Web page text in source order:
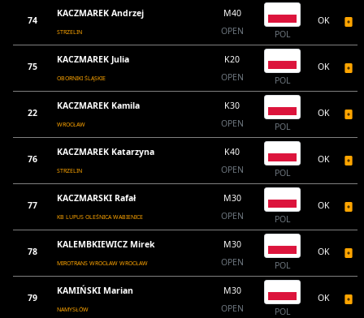
74
KACZMAREK Andrzej
STRZELIN
M40
OPEN
POL
OK
75
KACZMAREK Julia
OBORNIKI ŚLĄSKIE
K20
OPEN
POL
OK
22
KACZMAREK Kamila
WROCŁAW
K30
OPEN
POL
OK
76
KACZMAREK Katarzyna
STRZELIN
K40
OPEN
POL
OK
77
KACZMARSKI Rafał
KB LUPUS OLEŚNICA WABIENICE
M30
OPEN
POL
OK
78
KALEMBKIEWICZ Mirek
MIROTRANS WROCŁAW WROCŁAW
M30
OPEN
POL
OK
79
KAMIŃSKI Marian
NAMYSŁÓW
M30
OPEN
POL
OK